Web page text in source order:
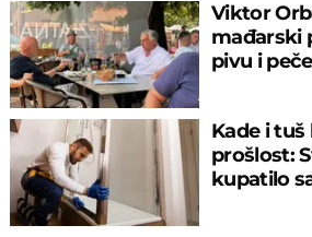
Viktor
mađarski
pivu i
Kade i tuš
prošlost:
kupatilo